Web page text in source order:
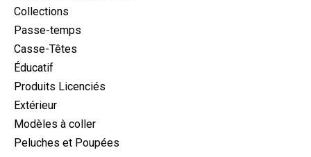
Collections
Passe-temps
Casse-Têtes
Éducatif
Produits Licenciés
Extérieur
Modèles à coller
Peluches et Poupées